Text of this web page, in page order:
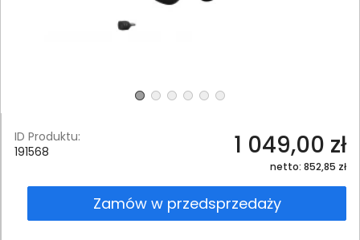
ID Produktu:
191568
1 049,00 zł
netto: 852,85 zł
Zamów w przedsprzedaży